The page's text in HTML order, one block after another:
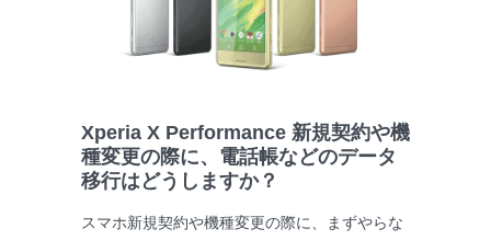
Xperia X Performance 新規契約や機
種変更の際に、電話帳などのデータ
移行はどうしますか？
スマホ新規契約や機種変更の際に、まずやらな